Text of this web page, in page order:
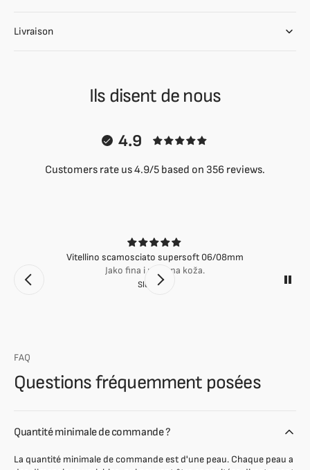
Livraison
Ils disent de nous
4.9
Customers rate us 4.9/5 based on 356 reviews.
Vitellino scamosciato supersoft 06/08mm
Jako fina i mekana koža.
Slobodan
FAQ
Questions fréquemment posées
Quantité minimale de commande ?
La quantité minimale de commande est d'une peau. Chaque peau a